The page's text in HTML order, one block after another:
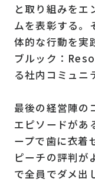
と取り組みをエ
ムを表彰する。
体的な行動を実
ブルック：
る社内コミュニ
最後の経営陣の
エピソードがあ
ープで歯に衣着
ピーチの評判が
で全員でダメ出